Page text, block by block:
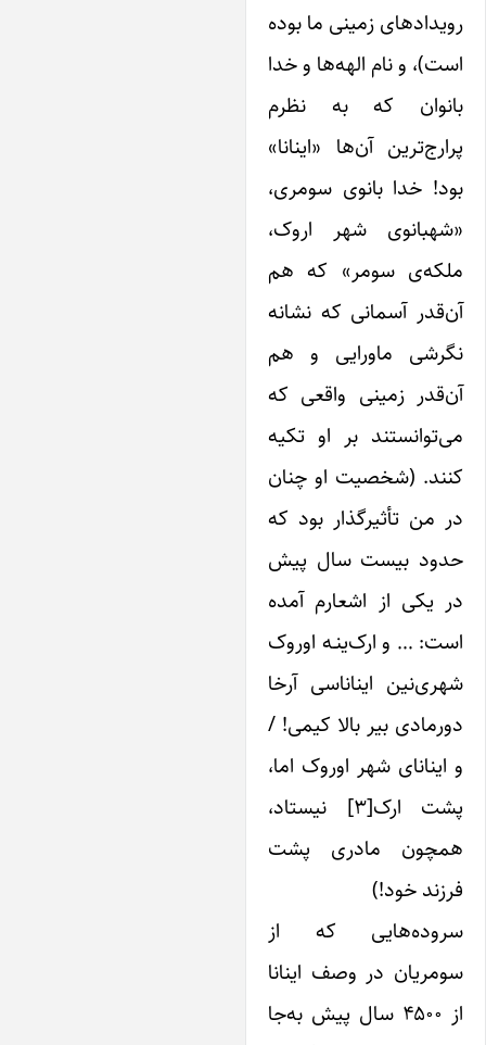
زمینی ما بوده
و نام الهه‌ها و خدا
که به نظرم
آن‌ها «اینانا»
خدا بانوی سومری،
شهر اروک،
سومر» که هم
آسمانی که نشانه
ماورایی و هم
زمینی واقعی که
بر او تکیه
(شخصیت او چنان
من تأثیرگذار بود که
بیست سال پیش
یکی از اشعارم آمده
… و ارک‌ینـه اوروک
ایناناسی آرخا
بیر بالا کیمی! /
شهر اوروک اما،
پشت ارک[۳] نیستاد،
مادری پشت
خود!)
که از
در وصف اینانا
از ۴۵۰۰ سال پیش به‌جا